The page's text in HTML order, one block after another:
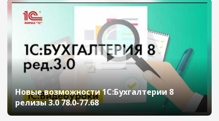
Новые возможности 1С:Бухгалтерии 8
релизы 3.0 78.0-77.68